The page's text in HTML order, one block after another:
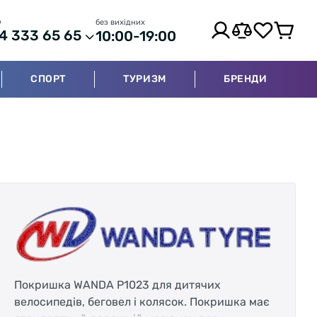
333 65 65
без вихідних
10:00-19:00
СПОРТ ТУРИЗМ БРЕНДИ
Покришка WANDA P1023 для дитячих
велосипедів, беговел і колясок. Покришка має